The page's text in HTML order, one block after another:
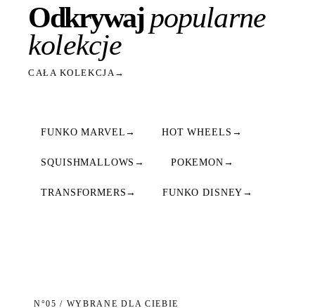
Odkrywajpopularne
kolekcje
CAŁA KOLEKCJA →
FUNKO MARVEL → HOT WHEELS →
SQUISHMALLOWS → POKEMON →
TRANSFORMERS → FUNKO DISNEY →
N°05 / WYBRANE DLA CIEBIE